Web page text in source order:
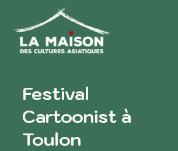
Festival
Cartoonist à
Toulon